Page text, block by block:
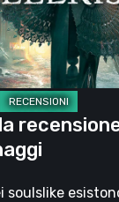
soulslike